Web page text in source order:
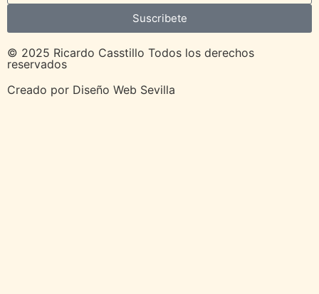
Suscribete
© 2025 Ricardo Casstillo Todos los derechos
reservados
Creado por Diseño Web Sevilla